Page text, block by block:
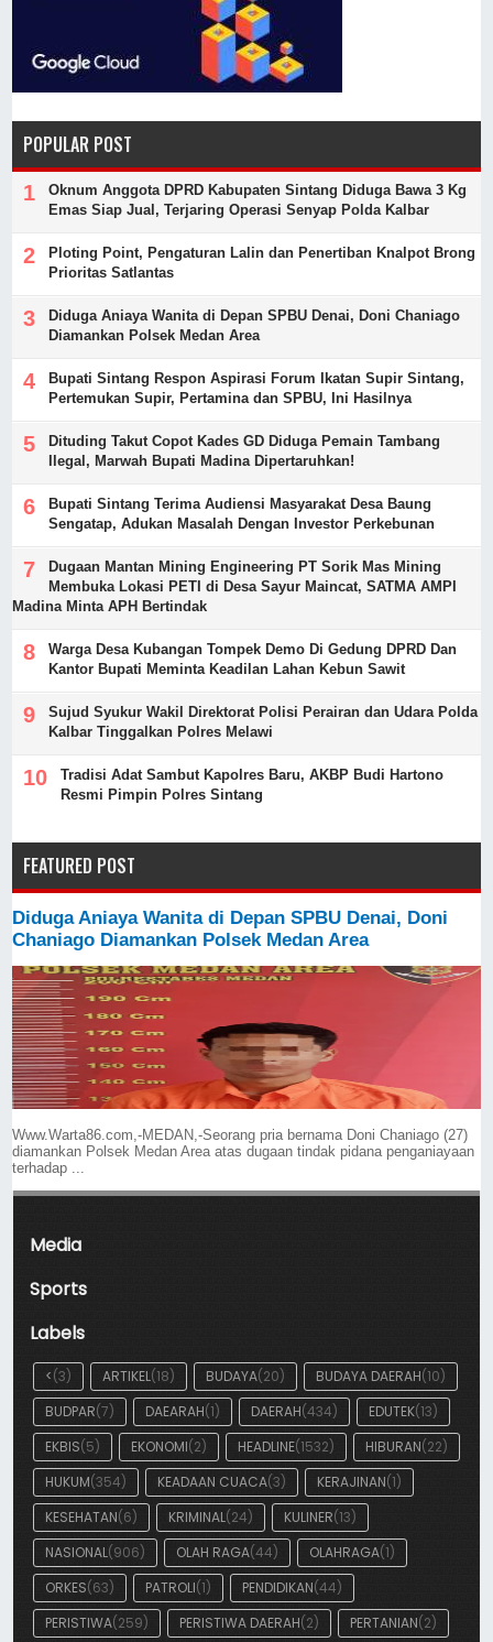
POPULAR POST
Oknum Anggota DPRD Kabupaten Sintang Diduga Bawa 3 Kg
Emas Siap Jual, Terjaring Operasi Senyap Polda Kalbar
Ploting Point, Pengaturan Lalin dan Penertiban Knalpot Brong
Prioritas Satlantas
Diduga Aniaya Wanita di Depan SPBU Denai, Doni Chaniago
Diamankan Polsek Medan Area
Bupati Sintang Respon Aspirasi Forum Ikatan Supir Sintang,
Pertemukan Supir, Pertamina dan SPBU, Ini Hasilnya
Dituding Takut Copot Kades GD Diduga Pemain Tambang
Ilegal, Marwah Bupati Madina Dipertaruhkan!
Bupati Sintang Terima Audiensi Masyarakat Desa Baung
Sengatap, Adukan Masalah Dengan Investor Perkebunan
Dugaan Mantan Mining Engineering PT Sorik Mas Mining
Membuka Lokasi PETI di Desa Sayur Maincat, SATMA AMPI
Madina Minta APH Bertindak
Warga Desa Kubangan Tompek Demo Di Gedung DPRD Dan
Kantor Bupati Meminta Keadilan Lahan Kebun Sawit
Sujud Syukur Wakil Direktorat Polisi Perairan dan Udara Polda
Kalbar Tinggalkan Polres Melawi
Tradisi Adat Sambut Kapolres Baru, AKBP Budi Hartono
Resmi Pimpin Polres Sintang
FEATURED POST
Diduga Aniaya Wanita di Depan SPBU Denai, Doni
Chaniago Diamankan Polsek Medan Area
Www.Warta86.com,-MEDAN,-Seorang pria bernama Doni Chaniago (27)
diamankan Polsek Medan Area atas dugaan tindak pidana penganiayaan
terhadap ...
Media
Sports
Labels
<(3) ARTIKEL(18) BUDAYA(20) BUDAYA DAERAH(10)
BUDPAR(7) DAEARAH(1) DAERAH(434) EDUTEK(13)
EKBIS(5) EKONOMI(2) HEADLINE(1532) HIBURAN(22)
HUKUM(354) KEADAAN CUACA(3) KERAJINAN(1)
KESEHATAN(6) KRIMINAL(24) KULINER(13)
NASIONAL(906) OLAH RAGA(44) OLAHRAGA(1)
ORKES(63) PATROLI(1) PENDIDIKAN(44)
PERISTIWA(259) PERISTIWA DAERAH(2) PERTANIAN(2)